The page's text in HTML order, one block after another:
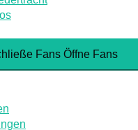
Fans Öffne Fans